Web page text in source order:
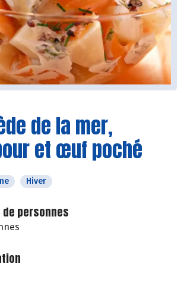
de la mer,
et œuf poché
Hiver
de personnes